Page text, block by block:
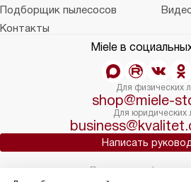
Подборщик пылесосов
Контакты
Miele в
Для физических
shop@miele-
Для юридических
Написать
Политика